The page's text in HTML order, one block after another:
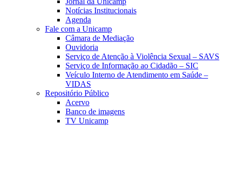
Notícias Institucionais
Agenda
Fale com a Unicamp
Câmara de Mediação
Ouvidoria
Serviço de Atenção à Violência Sexual – SAVS
Serviço de Informação ao Cidadão – SIC
Veículo Interno de Atendimento em Saúde –
VIDAS
Repositório Público
Acervo
Banco de imagens
TV Unicamp